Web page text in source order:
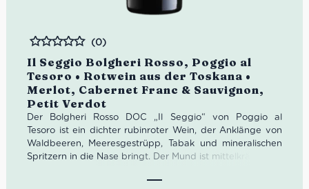
Il Seggio Bolgheri Rosso, Poggio al
Tesoro • Rotwein aus der Toskana •
Merlot, Cabernet Franc & Sauvignon,
Petit Verdot
Bewertet
(0)
Der Bolgheri Rosso DOC „Il Seggio“ von Poggio al
Tesoro ist ein dichter rubinroter Wein, der Anklänge von
Waldbeeren, Meeresgestrüpp, Tabak und mineralischen
Spritzern in die Nase bringt. Der Mund ist mittelkräftig mit
Seggio wachsen in verschiedenen Allegrini-Weinbergen